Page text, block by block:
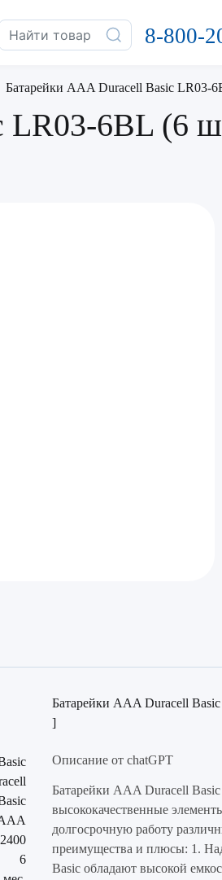
8-800-
Батарейки AAA Duracell Basic
LR03-6BL (6
6
Батарейки AAA Duracell
]
Описание от chatGPT
Батарейки AAA Duracell
высококачественные
долгосрочную работу
преимущества и плюсы: 1.
Basic обладают высокой